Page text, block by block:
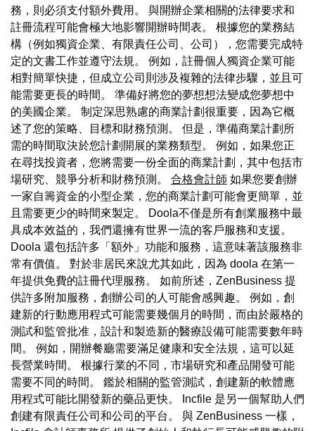
務，則必須支付額外費用。 與開辦企業相關的法律要求和
註冊流程可能會極大地影響開辦時間表。 根據您的業務結
構（例如獨資企業、有限責任公司、公司），您需要完成特
定的文書工作並遵守法規。 例如，註冊個人獨資企業可能
相對簡單快捷，但成立公司則涉及複雜的法律步驟，並且可
能需要更長的時間。 準備好將您的夢想想法變成您夢想中
的美國企業。 制定深思熟慮的商業計劃很重要，因為它概
述了您的策略、目標和財務預測。 但是，準備商業計劃所
需的時間取決於您計劃開展的業務類型。 例如，如果您正
在尋找投資者，您將需要一份全面的商業計劃，其中包括市
場研究、競爭分析和財務預測。 合格會計師 如果您要創辦
一家自籌資金的小型企業，您的商業計劃可能會更簡單，並
且需要更少的時間來製定。 Doola不僅是所有創業服務中最
具成本效益的，我們還擁有世界一流的客戶服務和支援。
Doola 還包括許多「額外」功能和服務，這意味著該服務非
常有價值。 對於非居民來說尤其如此，因為 doola 在第一
年提供免費的註冊代理服務。 如前所述，ZenBusiness 提
供許多附加服務，創辦公司的人可能會感興趣。 例如，創
建新的行動應用程式可能需要幾個月的時間，而由於嚴格的
測試和監管批准，設計和製造新的醫療設備可能需要數年時
間。 例如，開辦餐廳需要滿足健康和安全法規，這可以延
長營業時間。 根據行業的不同，市場研究和產品開發可能
需要不同的時間。 鑑於相關的監管測試，創建新的軟體應
用程式可能比開發新的藥品更快。 Incfile 是另一個幫助人們
創建有限責任公司和公司的平台。 與 ZenBusiness 一樣，